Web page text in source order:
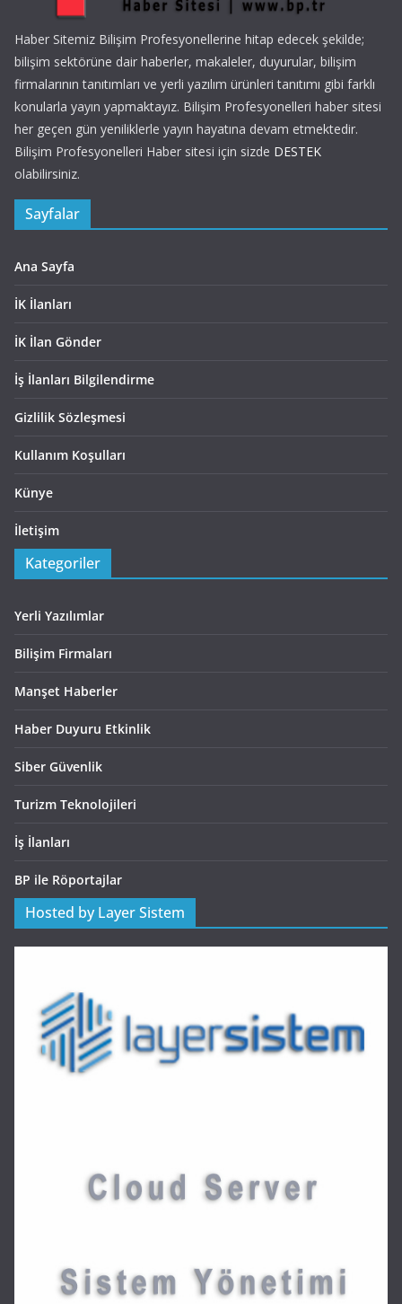
Haber Sitemiz Bilişim Profesyonellerine hitap edecek şekilde;
bilişim sektörüne dair haberler, makaleler, duyurular, bilişim
firmalarının tanıtımları ve yerli yazılım ürünleri tanıtımı gibi farklı
konularla yayın yapmaktayız. Bilişim Profesyonelleri haber sitesi
her geçen gün yeniliklerle yayın hayatına devam etmektedir.
Bilişim Profesyonelleri Haber sitesi için sizde DESTEK
olabilirsiniz.
Sayfalar
Ana Sayfa
İK İlanları
İK İlan Gönder
İş İlanları Bilgilendirme
Gizlilik Sözleşmesi
Kullanım Koşulları
Künye
İletişim
Kategoriler
Yerli Yazılımlar
Bilişim Firmaları
Manşet Haberler
Haber Duyuru Etkinlik
Siber Güvenlik
Turizm Teknolojileri
İş İlanları
BP ile Röportajlar
Hosted by Layer Sistem